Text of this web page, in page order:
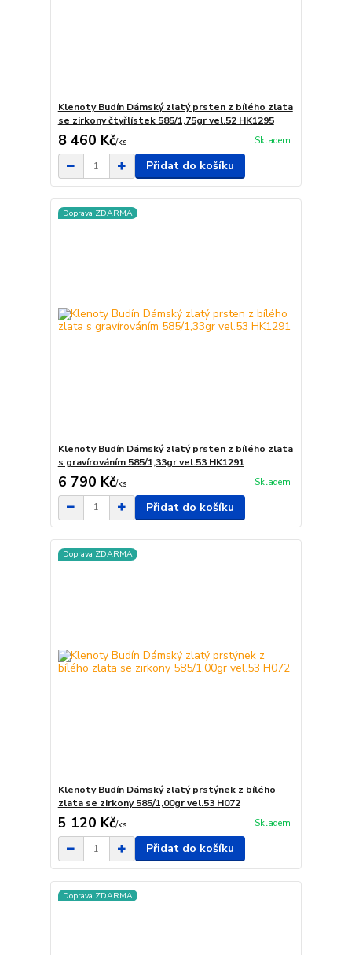
Klenoty Budín Dámský zlatý prsten z bílého zlata
se zirkony čtyřlístek 585/1,75gr vel.52 HK1295
8 460 Kč/ks Skladem
Přidat do košíku
Doprava ZDARMA
Klenoty Budín Dámský zlatý prsten z bílého zlata
s gravírováním 585/1,33gr vel.53 HK1291
6 790 Kč/ks Skladem
Přidat do košíku
Doprava ZDARMA
Klenoty Budín Dámský zlatý prstýnek z bílého
zlata se zirkony 585/1,00gr vel.53 H072
5 120 Kč/ks Skladem
Přidat do košíku
Doprava ZDARMA